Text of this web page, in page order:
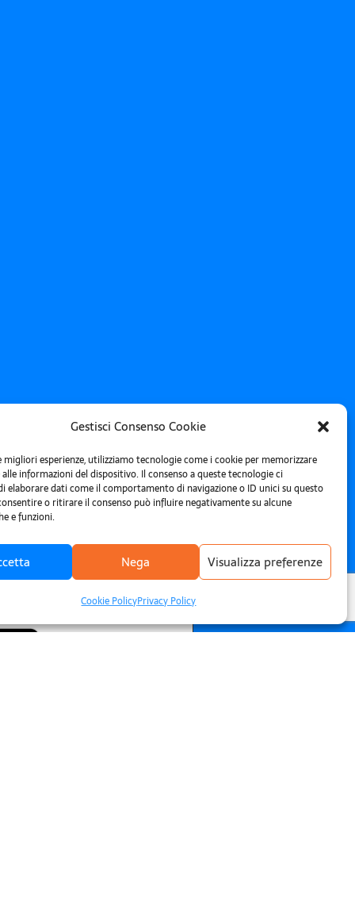
Gestisci Consenso Cookie
migliori esperienze, utilizziamo tecnologie come i cookie per memorizzare
informazioni del dispositivo. Il consenso a queste tecnologie ci
elaborare dati come il comportamento di navigazione o ID unici su questo
o ritirare il consenso può influire negativamente su alcune
e funzioni.
Nega Visualizza preferenze
Cookie PolicyPrivacy Policy